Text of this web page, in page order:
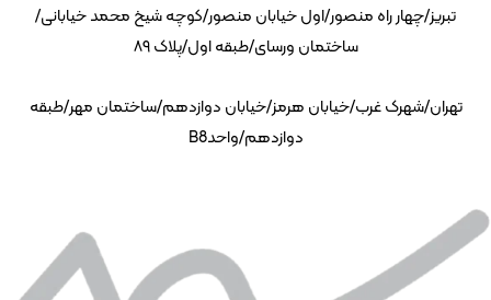
تبریز/چهار راه منصور/اول خیابان منصور/کوچه شیخ محمد خیابانی/
ساختمان ورسای/طبقه اول/پلاک ۸۹
تهران/شهرک غرب/خیابان هرمز/خیابان دوازدهم/ساختمان مهر/طبقه
دوازدهم/واحدB8